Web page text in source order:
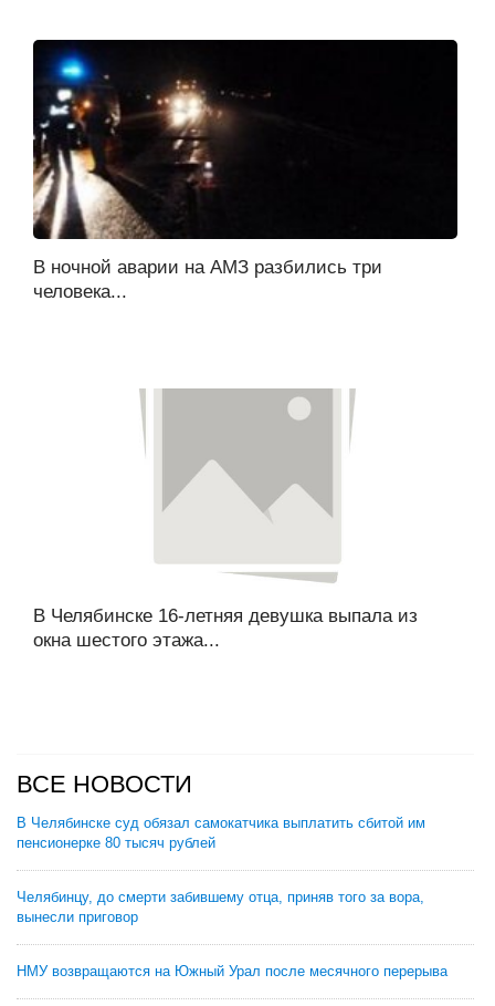
В ночной аварии на АМЗ разбились три
человека...
В Челябинске 16-летняя девушка выпала из
окна шестого этажа...
ВСЕ НОВОСТИ
В Челябинске суд обязал самокатчика выплатить сбитой им
пенсионерке 80 тысяч рублей
Челябинцу, до смерти забившему отца, приняв того за вора,
вынесли приговор
НМУ возвращаются на Южный Урал после месячного перерыва